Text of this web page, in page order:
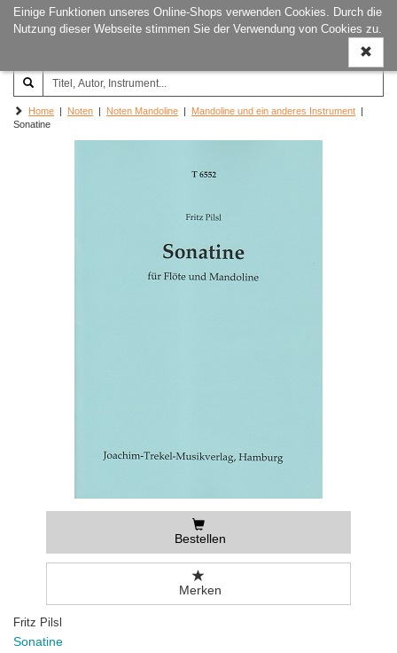
Einige Funktionen unseres Online-Shops verwenden Cookies. Durch die
Nutzung dieser Webseite stimmen Sie der Verwendung von Cookies zu.
ein-/
Joachim‐Trekel‐Musikverlag,
Hamburg
Home | Noten | Noten Mandoline | Mandoline und ein anderes Instrument |
Sonatine
Bestellen
Merken
Fritz Pilsl
Sonatine